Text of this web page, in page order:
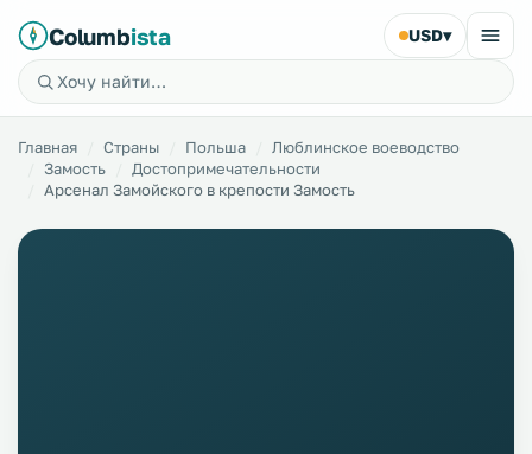
Columbista USD▾
Главная Страны Польша
Люблинское воеводство
Замость
Достопримечательности
Арсенал Замойского в крепости Замость